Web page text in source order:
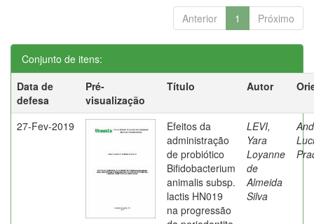
Anterior 1 Próximo
Conjunto de itens:
Data de
defesa
Pré-
visualização
Título Autor
27-Fev-2019
Efeitos da
administração
de probiótico
Bifidobacterium
animalis subsp.
lactis HN019
na progressão
LEVI,
Yara
Loyanne
de
Almeida
Silva